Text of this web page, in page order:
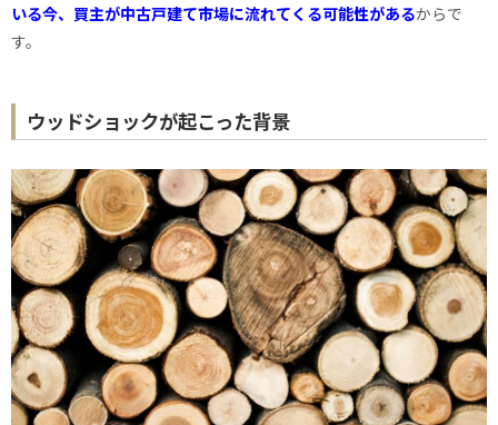
いる今、買主が中古戸建て市場に流れてくる可能性があるからで
す。
ウッドショックが起こった背景